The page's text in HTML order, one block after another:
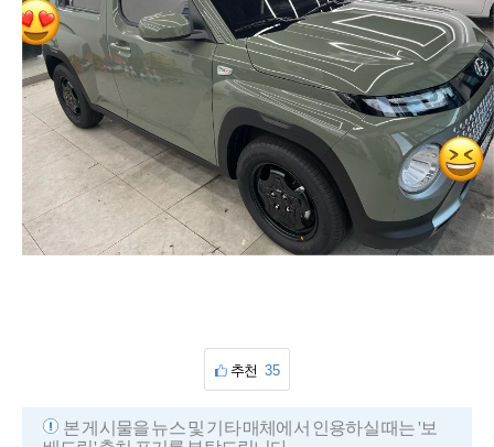
추천 35
본 게시물을 뉴스 및 기타 매체에서 인용하실 때는 '보